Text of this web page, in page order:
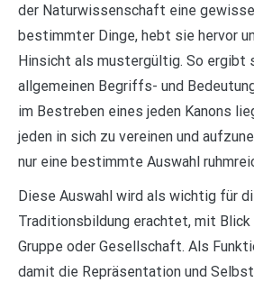
der Naturwissenschaft eine
bestimmter Dinge, hebt sie hervor
Hinsicht als mustergültig. So ergibt
allgemeinen Begriffs- und
im Bestreben eines jeden Kanons
jeden in sich zu vereinen und
nur eine bestimmte Auswahl
Diese Auswahl wird als wichtig für
Traditionsbildung erachtet, mit
Gruppe oder Gesellschaft. Als
damit die Repräsentation und